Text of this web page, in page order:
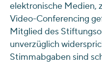
elektronische Medien,
Video-Conferencing
Mitglied des
unverzüglich
Stimmabgaben sind